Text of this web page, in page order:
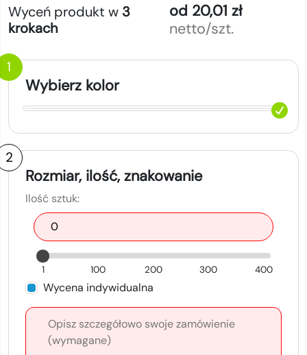
Wyceń produkt w 3
krokach
od 20,01 zł
netto/szt.
1
Wybierz kolor
2
Rozmiar, ilość, znakowanie
Ilość sztuk:
1 100 200 300 400
Wycena indywidualna